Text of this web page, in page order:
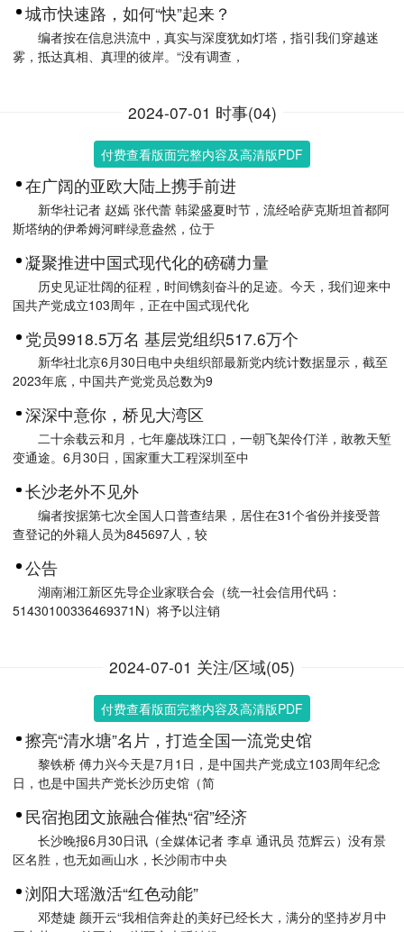
城市快速路，如何“快”起来？
编者按在信息洪流中，真实与深度犹如灯塔，指引我们穿越迷
雾，抵达真相、真理的彼岸。“没有调查，
2024-07-01 时事(04)
付费查看版面完整内容及高清版PDF
在广阔的亚欧大陆上携手前进
新华社记者 赵嫣 张代蕾 韩梁盛夏时节，流经哈萨克斯坦首都阿
斯塔纳的伊希姆河畔绿意盎然，位于
凝聚推进中国式现代化的磅礴力量
历史见证壮阔的征程，时间镌刻奋斗的足迹。今天，我们迎来中
国共产党成立103周年，正在中国式现代化
党员9918.5万名 基层党组织517.6万个
新华社北京6月30日电中央组织部最新党内统计数据显示，截至
2023年底，中国共产党党员总数为9
深深中意你，桥见大湾区
二十余载云和月，七年鏖战珠江口，一朝飞架伶仃洋，敢教天堑
变通途。6月30日，国家重大工程深圳至中
长沙老外不见外
编者按据第七次全国人口普查结果，居住在31个省份并接受普
查登记的外籍人员为845697人，较
公告
湖南湘江新区先导企业家联合会（统一社会信用代码：
51430100336469371N）将予以注销
2024-07-01 关注/区域(05)
付费查看版面完整内容及高清版PDF
擦亮“清水塘”名片，打造全国一流党史馆
黎铁桥 傅力兴今天是7月1日，是中国共产党成立103周年纪念
日，也是中国共产党长沙历史馆（简
民宿抱团文旅融合催热“宿”经济
长沙晚报6月30日讯（全媒体记者 李卓 通讯员 范辉云）没有景
区名胜，也无如画山水，长沙闹市中央
浏阳大瑶激活“红色动能”
邓楚婕 颜开云“我相信奔赴的美好已经长大，满分的坚持岁月中